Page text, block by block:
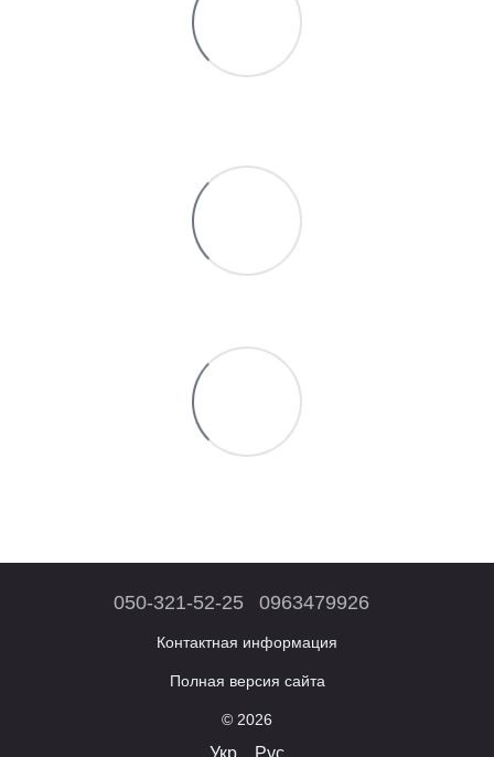
050-321-52-25 0963479926
Контактная информация
Полная версия сайта
© 2026
Укр Рус